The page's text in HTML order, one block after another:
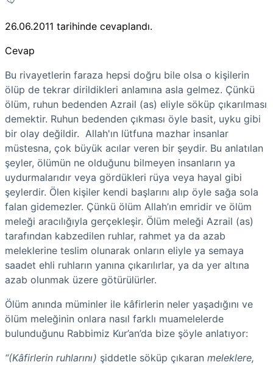
26.06.2011 tarihinde cevaplandı.
Cevap
Bu rivayetlerin faraza hepsi doğru bile olsa o kişilerin
ölüp de tekrar dirildikleri anlamına asla gelmez. Çünkü
ölüm, ruhun bedenden Azrail (as) eliyle söküp çıkarılması
demektir. Ruhun bedenden çıkması öyle basit, uyku gibi
bir olay değildir. Allah'ın lütfuna mazhar insanlar
müstesna, çok büyük acılar veren bir şeydir. Bu anlatılan
şeyler, ölümün ne olduğunu bilmeyen insanların ya
uydurmalarıdır veya gördükleri rüya veya hayal gibi
şeylerdir. Ölen kişiler kendi başlarını alıp öyle sağa sola
falan gidemezler. Çünkü ölüm Allah’ın emridir ve ölüm
meleği aracılığıyla gerçekleşir. Ölüm meleği Azrail (as)
tarafından kabzedilen ruhlar, rahmet ya da azab
meleklerine teslim olunarak onların eliyle ya semaya
saadet ehli ruhların yanına çıkarılırlar, ya da yer altına
azab olunmak üzere götürülürler.
Ölüm anında müminler ile kâfirlerin neler yaşadığını ve
ölüm meleğinin onlara nasıl farklı muamelelerde
bulunduğunu Rabbimiz Kur’an’da bize şöyle anlatıyor:
“(Kâfirlerin ruhlarını) şiddetle söküp çıkaran meleklere,